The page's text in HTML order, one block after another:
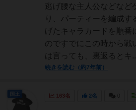
逃げ腰な主人公などなど
り、パーティーを編成す
げたキャラカードを順番
のですでにこの時から戦
は言っても、裏返るとキ
続きを読む（約7年前）
163名 2名
国王